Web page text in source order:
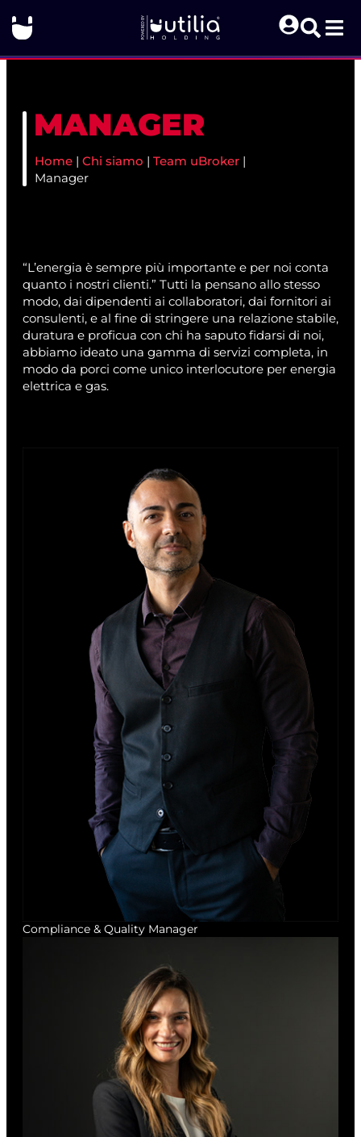
MANAGER
Home | Chi siamo | Team uBroker |
Manager
“L’energia è sempre più importante e per noi conta
quanto i nostri clienti.” Tutti la pensano allo stesso
modo, dai dipendenti ai collaboratori, dai fornitori ai
consulenti, e al fine di stringere una relazione stabile,
duratura e proficua con chi ha saputo fidarsi di noi,
abbiamo ideato una gamma di servizi completa, in
modo da porci come unico interlocutore per energia
elettrica e gas.
Compliance & Quality Manager